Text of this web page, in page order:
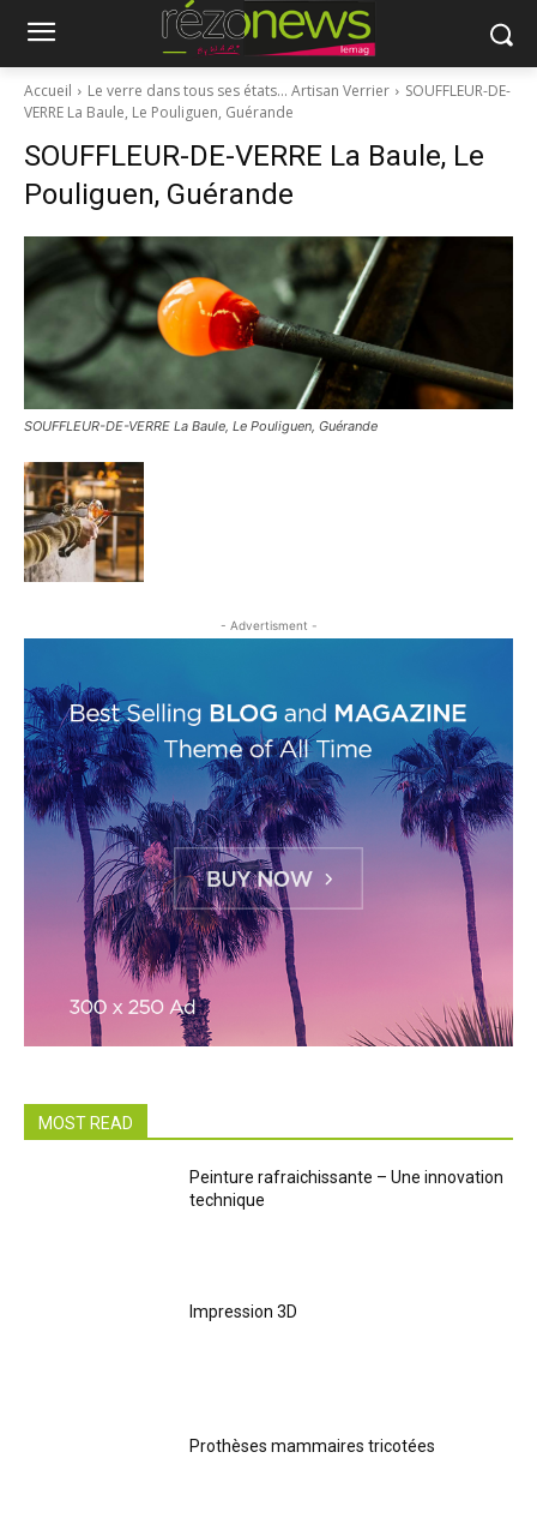
Accueil Le verre dans tous ses états… Artisan Verrier
SOUFFLEUR-DE-
VERRE La Baule, Le Pouliguen, Guérande
SOUFFLEUR-DE-VERRE La Baule, Le
Pouliguen, Guérande
SOUFFLEUR-DE-VERRE La Baule, Le Pouliguen, Guérande
- Advertisment -
MOST READ
Peinture rafraichissante – Une innovation
technique
Impression 3D
Prothèses mammaires tricotées